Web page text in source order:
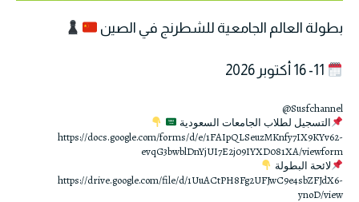
بطولة العالم الجامعية للشطرنج في الصين
@Susfchannel
التسجيل لطلاب الجامعات السعودية
https://docs.google.com/forms/d/e/1FAIpQLSeuzMKnfy7IX9KYv62-
evqG3bwblDnYjUI7E2j09IYXD081XA/viewform
لائحة البطولة
https://drive.google.com/file/d/1UuACtPH8Fg2UFJwC9e4sbZFJdX6-
ynoD/view